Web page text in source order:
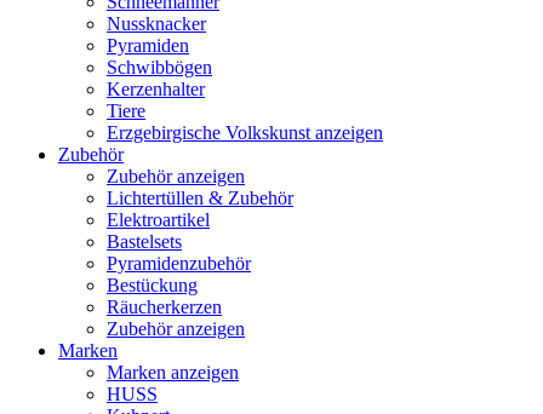
Nussknacker
Pyramiden
Schwibbögen
Kerzenhalter
Tiere
Erzgebirgische Volkskunst anzeigen
Zubehör
Zubehör anzeigen
Lichtertüllen & Zubehör
Elektroartikel
Bastelsets
Pyramidenzubehör
Bestückung
Räucherkerzen
Zubehör anzeigen
Marken
Marken anzeigen
HUSS